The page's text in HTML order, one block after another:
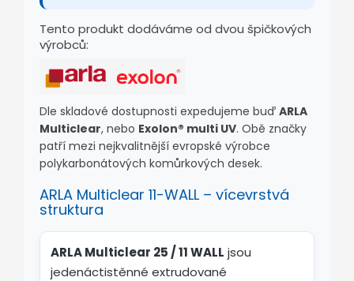
Tento produkt dodáváme od dvou špičkových
výrobců:
Dle skladové dostupnosti expedujeme buď ARLA
Multiclear, nebo Exolon® multi UV. Obě značky
patří mezi nejkvalitnější evropské výrobce
polykarbonátových komůrkových desek.
ARLA Multiclear 11-WALL – vícevrstvá
struktura
ARLA Multiclear 25 / 11 WALL jsou
jedenáctistěnné extrudované